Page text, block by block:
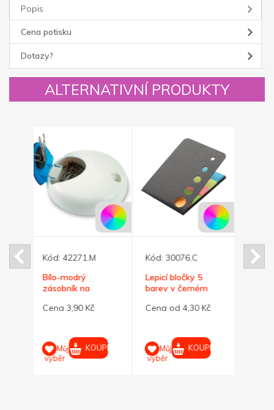
Popis
Cena potisku
Dotazy?
ALTERNATIVNÍ PRODUKTY
KOUPIT
Kód:42815.B
Memo set s
lepicími lístky ve 3
Cena od 26,50 Kč
Můj
výběr
KOUPIT
Kód:
Červený zásobník
na sponky/stojánek
Cena 3,90 Kč
Můj
výběr